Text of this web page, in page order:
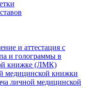
и аттестация с
и голограммы в
книжке (ЛМК)
медицинской книжки
личной медицинской